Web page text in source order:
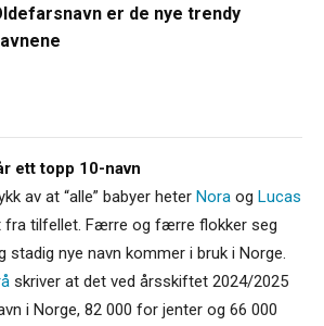
er de nye trendy
ett topp 10-navn
av at “alle” babyer heter Nora og Lucas
fra tilfellet. Færre og færre flokker seg
stadig nye navn kommer i bruk i Norge.
skriver at det ved årsskiftet 2024/2025
i Norge, 82 000 for jenter og 66 000